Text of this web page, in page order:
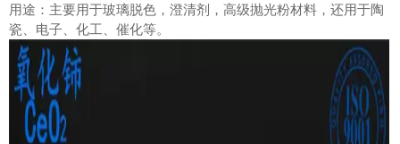
用途：主要用于玻璃脱色，澄清剂，高级抛光粉材料，还用于陶
瓷、电子、化工、催化等。